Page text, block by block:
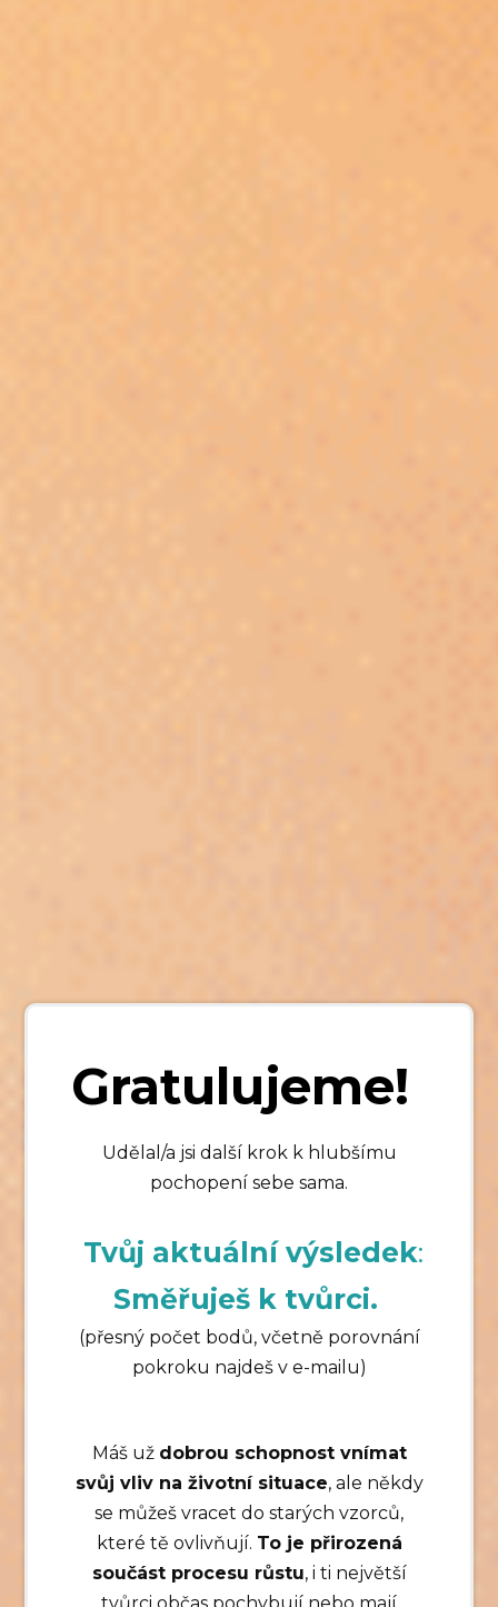
Gratulujeme!
Udělal/a jsi další krok k hlubšímu
pochopení sebe sama.
Tvůj aktuální výsledek:
Směřuješ k tvůrci.
(přesný počet bodů, včetně porovnání
pokroku najdeš v e-mailu)
Máš už dobrou schopnost vnímat
svůj vliv na životní situace, ale někdy
se můžeš vracet do starých vzorců,
které tě ovlivňují. To je přirozená
součást procesu růstu, i ti největší